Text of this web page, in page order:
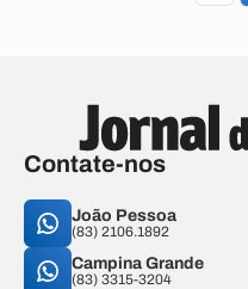
Contate-nos
João Pessoa
(83) 2106.1892
Campina Grande
(83) 3315-3204